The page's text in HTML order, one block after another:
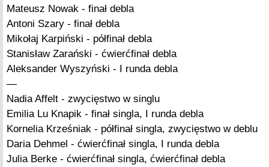
Mateusz Nowak - finał debla
Antoni Szary - finał debla
Mikołaj Karpiński - półfinał debla
Stanisław Zarański - ćwierćfinał debla
Aleksander Wyszyński - I runda debla
—
Nadia Affelt - zwycięstwo w singlu
Emilia Lu Knapik - finał singla, I runda debla
Kornelia Krześniak - półfinał singla, zwycięstwo w deblu
Daria Dehmel - ćwierćfinał singla, I runda debla
Julia Berke - ćwierćfinał singla, ćwierćfinał debla